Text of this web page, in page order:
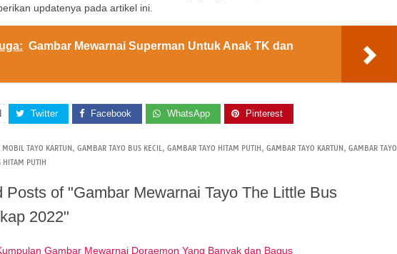
updatenya pada artikel ini.
Gambar Mewarnai Superman Untuk Anak TK dan
Twitter Facebook WhatsApp Pinterest
TAYO KARTUN, GAMBAR TAYO BUS KECIL, GAMBAR TAYO HITAM PUTIH, GAMBAR TAYO KARTUN, GAMBAR TAYO
HITAM PUTIH
Posts of "Gambar Mewarnai Tayo The Little Bus
2022"
Gambar Mewarnai Doraemon Yang Banyak dan Bagus